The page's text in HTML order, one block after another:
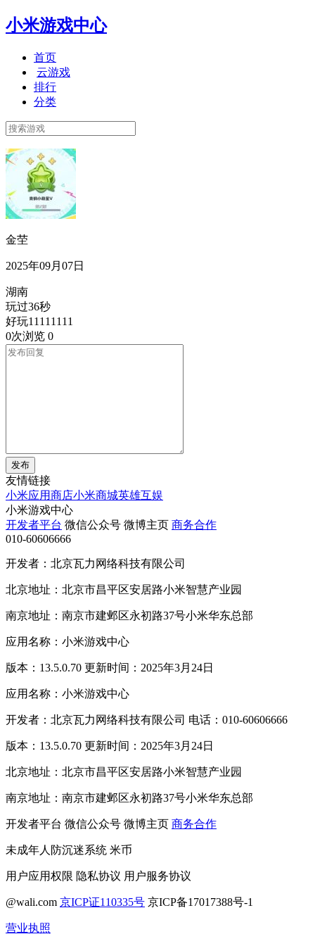
小米游戏中心
首页
云游戏
排行
分类
金茔
2025年09月07日
湖南
玩过36秒
好玩11111111
0次浏览 0
发布
友情链接
小米应用商店小米商城英雄互娱
小米游戏中心
开发者平台 微信公众号 微博主页 商务合作
010-60606666
开发者：北京瓦力网络科技有限公司
北京地址：北京市昌平区安居路小米智慧产业园
南京地址：南京市建邺区永初路37号小米华东总部
应用名称：小米游戏中心
版本：13.5.0.70 更新时间：2025年3月24日
应用名称：小米游戏中心
开发者：北京瓦力网络科技有限公司 电话：010-60606666
版本：13.5.0.70 更新时间：2025年3月24日
北京地址：北京市昌平区安居路小米智慧产业园
南京地址：南京市建邺区永初路37号小米华东总部
开发者平台 微信公众号 微博主页 商务合作
未成年人防沉迷系统 米币
用户应用权限 隐私协议 用户服务协议
@wali.com 京ICP证110335号 京ICP备17017388号-1
营业执照